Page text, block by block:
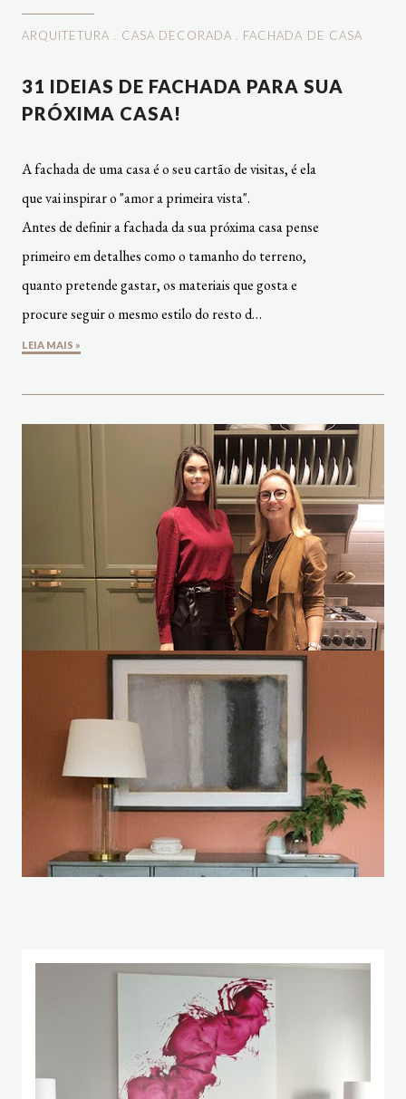
ARQUITETURA CASA DECORADA FACHADA DE CASA
31 IDEIAS DE FACHADA PARA SUA
PRÓXIMA CASA!
A fachada de uma casa é o seu cartão de visitas, é ela
que vai inspirar o "amor a primeira vista".
Antes de definir a fachada da sua próxima casa pense
primeiro em detalhes como o tamanho do terreno,
quanto pretende gastar, os materiais que gosta e
procure seguir o mesmo estilo do resto d…
LEIA MAIS »